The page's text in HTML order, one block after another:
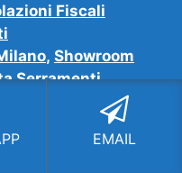
Fiscali
, Showroom
Serramenti
EMAIL